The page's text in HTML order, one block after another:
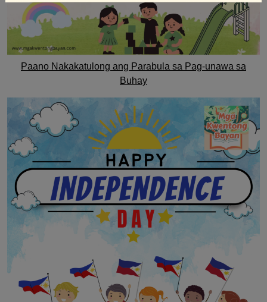
Paano Nakakatulong ang Parabula sa Pag-unawa sa
Buhay